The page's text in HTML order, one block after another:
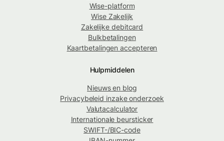
Wise-platform
Wise Zakelijk
Zakelijke debitcard
Bulkbetalingen
Kaartbetalingen accepteren
Hulpmiddelen
Nieuws en blog
Privacybeleid inzake onderzoek
Valutacalculator
Internationale beursticker
SWIFT-/BIC-code